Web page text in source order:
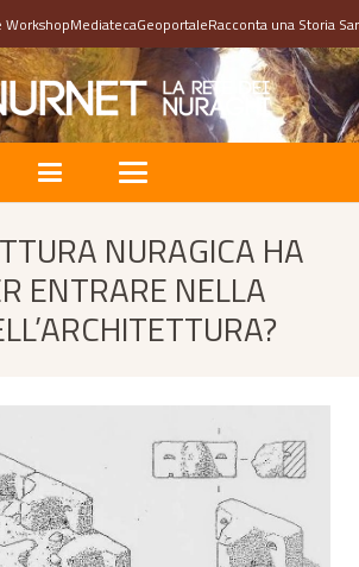
WorkshopMediatecaGeoportaleRacconta una Storia
NURAGICA HA
ENTRARE NELLA